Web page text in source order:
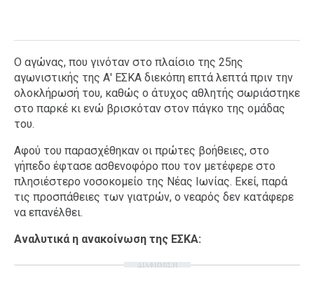
Ο αγώνας, που γινόταν στο πλαίσιο της 25ης
αγωνιστικής της Α' ΕΣΚΑ διεκόπη επτά λεπτά πριν την
ολοκλήρωσή του, καθώς ο άτυχος αθλητής σωριάστηκε
στο παρκέ κι ενώ βρισκόταν στον πάγκο της ομάδας
του.
Αφού του παρασχέθηκαν οι πρώτες βοήθειες, στο
γήπεδο έφτασε ασθενοφόρο που τον μετέφερε στο
πλησιέστερο νοσοκομείο της Νέας Ιωνίας. Εκεί, παρά
τις προσπάθειες των γιατρών, ο νεαρός δεν κατάφερε
να επανέλθει.
Αναλυτικά η ανακοίνωση της ΕΣΚΑ:
ΔΙΑΦΗΜΙΣΗ